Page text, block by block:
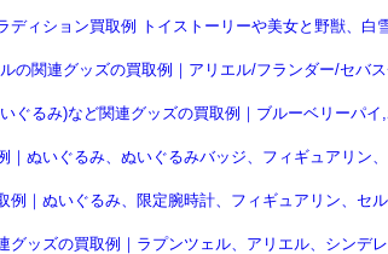
ディション買取例 トイストーリーや美女と野獣、白
の関連グッズの買取例｜アリエル/フランダー/セバ
ぐるみ)など関連グッズの買取例｜ブルーベリーパ
｜ぬいぐるみ、ぬいぐるみバッジ、フィギュアリン
例｜ぬいぐるみ、限定腕時計、フィギュアリン、セ
グッズの買取例｜ラプンツェル、アリエル、シン